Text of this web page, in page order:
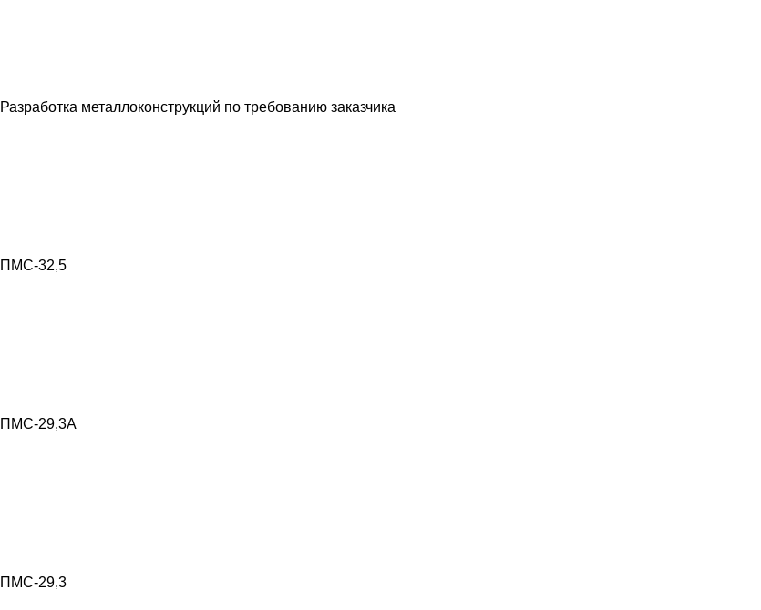
Разработка металлоконструкций по требованию заказчика
ПМС-32,5
ПМС-29,3А
ПМС-29,3